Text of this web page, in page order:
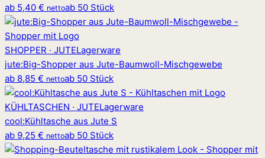
ab 5,40 € nettoab 50 Stück
SHOPPER · JUTELagerware
jute:Big-Shopper aus Jute-Baumwoll-Mischgewebe
ab 8,85 € nettoab 50 Stück
KÜHLTASCHEN · JUTELagerware
cool:Kühltasche aus Jute S
ab 9,25 € nettoab 50 Stück